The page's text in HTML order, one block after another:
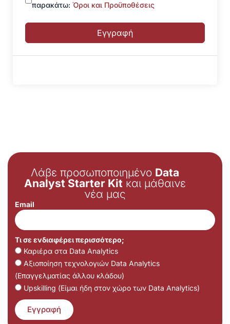
παρακάτω: Όροι και Προϋποθέσεις
Εγγραφή
Λάβε προσωποποιημένο Data
Analyst Starter Kit και μάθαινε
νέα μας
Email
Τι σε ενδιαφέρει περισσότερο;
Καριέρα στα Data Analytics
Αξιοποίηση τεχνολογιών Data Analytics
(Επαγγελματίας άλλου κλάδου)
Upskilling (Είμαι ήδη στον χώρο των Data Analytics)
Εγγραφή